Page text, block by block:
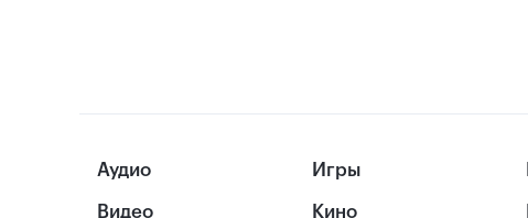
Аудио
Видео
Игры
Кино